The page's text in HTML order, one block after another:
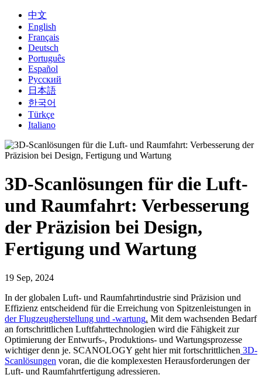
中文
English
Français
Deutsch
Português
Español
Русский
日本語
한국어
Türkçe
Italiano
3D-Scanlösungen für die Luft-
und Raumfahrt: Verbesserung
der Präzision bei Design,
Fertigung und Wartung
19 Sep, 2024
In der globalen Luft- und Raumfahrtindustrie sind Präzision und
Effizienz entscheidend für die Erreichung von Spitzenleistungen in
der Flugzeugherstellung und -wartung. Mit dem wachsenden Bedarf
an fortschrittlichen Luftfahrttechnologien wird die Fähigkeit zur
Optimierung der Entwurfs-, Produktions- und Wartungsprozesse
wichtiger denn je. SCANOLOGY geht hier mit fortschrittlichen 3D-
Scanlösungen voran, die die komplexesten Herausforderungen der
Luft- und Raumfahrtfertigung adressieren.